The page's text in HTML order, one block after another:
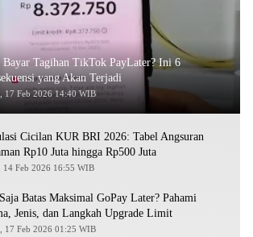
Bayar Tagihan TikTok PayLater? Ini 6
yang Akan Terjadi
17 Feb 2026 14:40 WIB
Cicilan KUR BRI 2026: Tabel Angsuran
Rp10 Juta hingga Rp500 Juta
14 Feb 2026 16:55 WIB
Batas Maksimal GoPay Later? Pahami
Jenis, dan Langkah Upgrade Limit
17 Feb 2026 01:25 WIB